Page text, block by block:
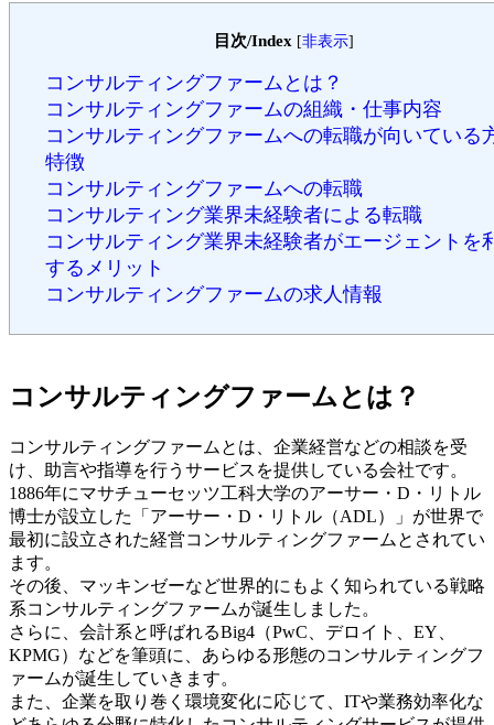
目次/Index [非表示]
コンサルティングファームとは？
コンサルティングファームの組織・仕事内容
コンサルティングファームへの転職が向いている
特徴
コンサルティングファームへの転職
コンサルティング業界未経験者による転職
コンサルティング業界未経験者がエージェントを
するメリット
コンサルティングファームの求人情報
コンサルティングファームとは？
コンサルティングファームとは、企業経営などの相談を受
け、助言や指導を行うサービスを提供している会社です。
1886年にマサチューセッツ工科大学のアーサー・D・リトル
博士が設立した「アーサー・D・リトル（ADL）」が世界で
最初に設立された経営コンサルティングファームとされてい
ます。
その後、マッキンゼーなど世界的にもよく知られている戦略
系コンサルティングファームが誕生しました。
さらに、会計系と呼ばれるBig4（PwC、デロイト、EY、
KPMG）などを筆頭に、あらゆる形態のコンサルティングフ
ァームが誕生していきます。
また、企業を取り巻く環境変化に応じて、ITや業務効率化な